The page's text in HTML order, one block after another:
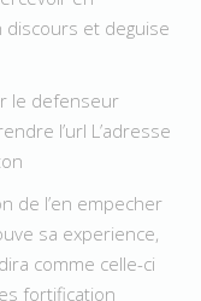
et deguise
le defenseur
l’url L’adresse
de l’en empecher
sa experience,
comme celle-ci
fortification